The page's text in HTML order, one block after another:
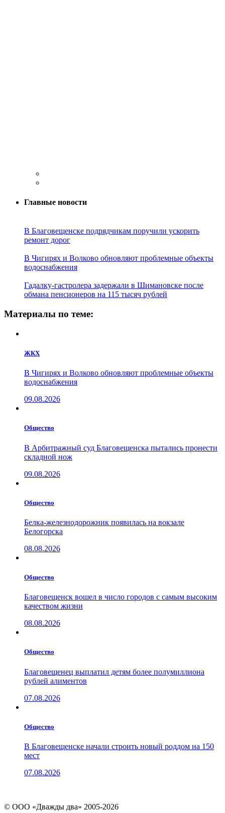
Главные новости
В Благовещенске подрядчикам поручили ускорить
ремонт дорог
В Чигирях и Волково обновляют проблемные объекты
водоснабжения
Гадалку-гастролера задержали в Шимановске после
обмана пенсионеров на 115 тысяч рублей
Материалы по теме:
ЖКХ
В Чигирях и Волково обновляют проблемные объекты
водоснабжения
09.08.2026
Общество
В Арбитражный суд Благовещенска пытались пронести
складной нож
09.08.2026
Общество
Белка-железнодорожник появилась на вокзале
Белогорска
08.08.2026
Общество
Благовещенск вошел в число городов с самым высоким
качеством жизни
08.08.2026
Общество
Благовещенец выплатил детям более полумиллиона
рублей алиментов
07.08.2026
Общество
В Благовещенске начали строить новый роддом на 150
мест
07.08.2026
© ООО «Дважды два» 2005-2026